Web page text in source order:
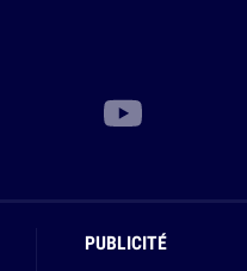
PUBLICITÉ